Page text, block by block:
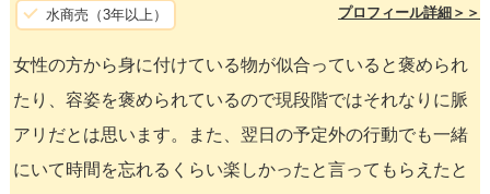
水商売（3年以上） プロフィール詳細＞＞
女性の方から身に付けている物が似合っていると褒められ
たり、容姿を褒められているので現段階ではそれなりに脈
アリだとは思います。また、翌日の予定外の行動でも一緒
にいて時間を忘れるくらい楽しかったと言ってもらえたと